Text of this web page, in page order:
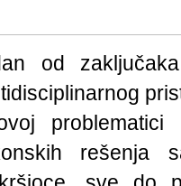
od
problematici
rešenja